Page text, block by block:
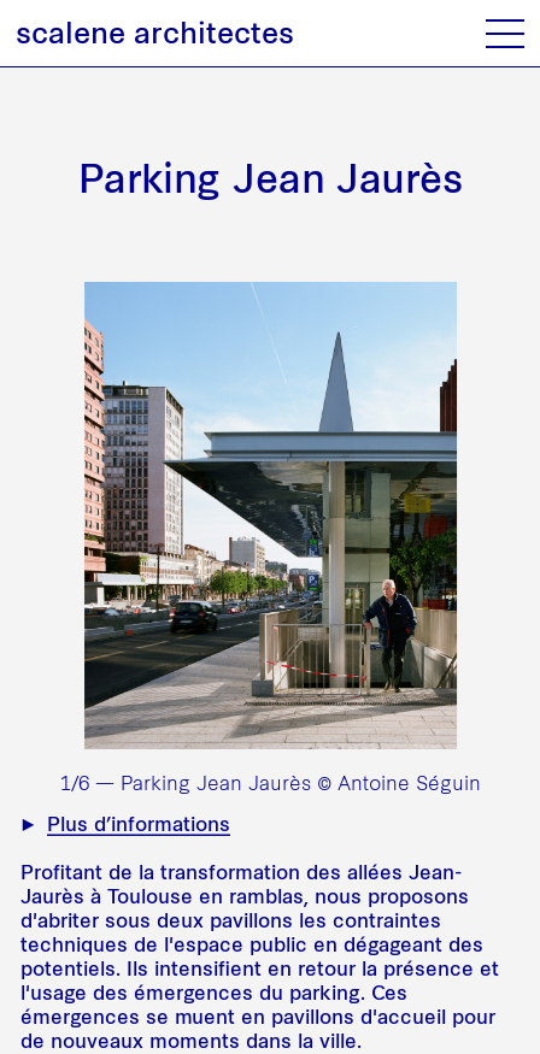
scalene architectes
Parking Jean Jaurès
1/6 — Parking Jean Jaurès © Antoine Séguin
Plus d’informations
Profitant de la transformation des allées Jean-
Jaurès à Toulouse en ramblas, nous proposons
d'abriter sous deux pavillons les contraintes
techniques de l'espace public en dégageant des
potentiels. Ils intensifient en retour la présence et
l'usage des émergences du parking. Ces
émergences se muent en pavillons d'accueil pour
de nouveaux moments dans la ville.